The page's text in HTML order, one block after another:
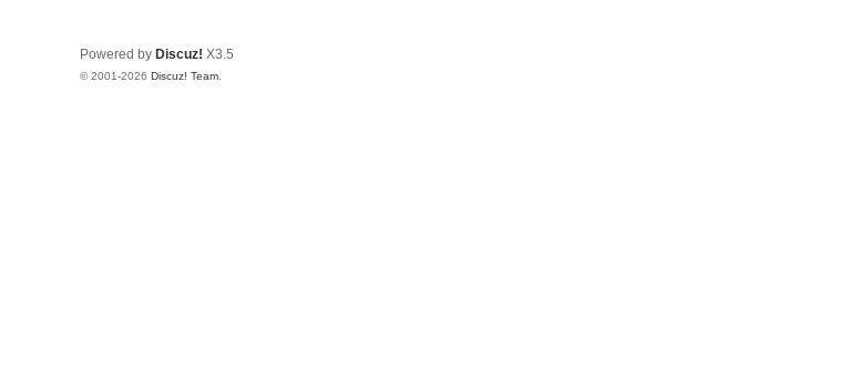
Powered by Discuz! X3.5
© 2001-2026 Discuz! Team